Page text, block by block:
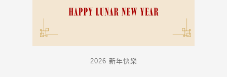
2026 新年快樂